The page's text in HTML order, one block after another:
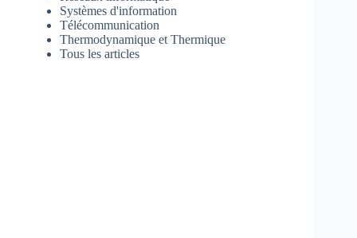
Systèmes d'information
Télécommunication
Thermodynamique et Thermique
Tous les articles